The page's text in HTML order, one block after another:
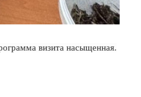
визита насыщенная.